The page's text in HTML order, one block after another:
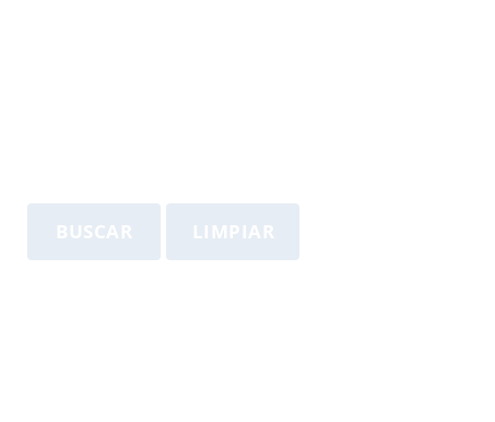
BUSCAR LIMPIAR